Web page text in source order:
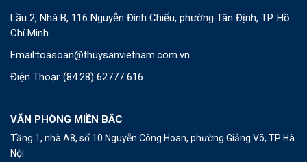
Lầu 2, Nhà B, 116 Nguyễn Đình Chiểu, phường Tân Định, TP. Hồ
Chí Minh.
Email:toasoan@thuysanvietnam.com.vn
Điện Thoại: (84.28) 62777 616
VĂN PHÒNG MIỀN BẮC
Tầng 1, nhà A8, số 10 Nguyễn Công Hoan, phường Giảng Võ, TP Hà
Nội.